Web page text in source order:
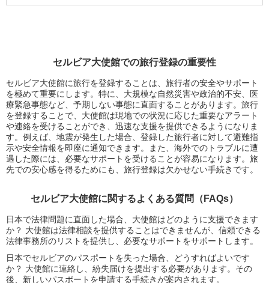
セルビア大使館での旅行登録の重要性
セルビア大使館に旅行を登録することは、旅行者の安全やサポート
を極めて重要にします。特に、大規模な自然災害や政治的不安、医
療緊急事態など、予期しない事態に直面することがあります。旅行
を登録することで、大使館は現地での状況に応じた重要なアラート
や連絡を受けることができ、迅速な支援を提供できるようになりま
す。例えば、地震が発生した場合、登録した旅行者に対して避難指
示や安全情報を即座に通知できます。また、海外でのトラブルに遭
遇した際には、必要なサポートを受けることが容易になります。旅
先での安心感を得るためにも、旅行登録は欠かせない手続きです。
セルビア大使館に関するよくある質問（FAQs）
日本で法律問題に直面した場合、大使館はどのように支援できます
か？ 大使館は法律相談を提供することはできませんが、信頼できる
法律事務所のリストを提供し、必要なサポートをサポートします。
日本でセルビアのパスポートを失った場合、どうすればよいです
か？ 大使館に連絡し、紛失届けを提出する必要があります。その
後、新しいパスポートを申請する手続きが案内されます。